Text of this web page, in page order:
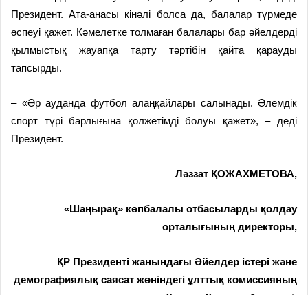
Президент. Ата-анасы кінәлі болса да, балалар түрмеде
өспеуі қажет. Кәмелетке толмаған балалары бар әйелдерді
қылмыстық жауапқа тарту тәртібін қайта қарауды
тапсырды.
– «Әр ауданда футбол алаңқайлары салынады. Әлемдік
спорт түрі барлығына қолжетімді болуы қажет», – деді
Президент.
Ләззат ҚОЖАХМЕТОВА,
«Шаңырақ» көпбалалы отбасыларды қолдау
орталығының директоры,
ҚР Президенті жанындағы Әйелдер істері және
демографиялық саясат жөніндегі ұлттық комиссияның